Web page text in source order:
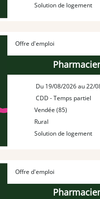
Solution de logement
Offre d'emploi
Du 19/08/2026 au 22/
CDD - Temps partiel
Vendée (85)
Rural
Solution de logement
Offre d'emploi